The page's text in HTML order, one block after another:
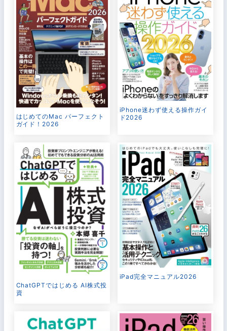
はじめてのMac パーフェクト
ガイド！2026
iPhone迷わず使える操作ガイ
ド2026
ChatGPTではじめる AI株式投
資
iPad完全マニュアル2026